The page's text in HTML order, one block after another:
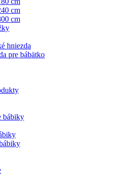
cm
cm
hniezda
pre bábätko
bábiky